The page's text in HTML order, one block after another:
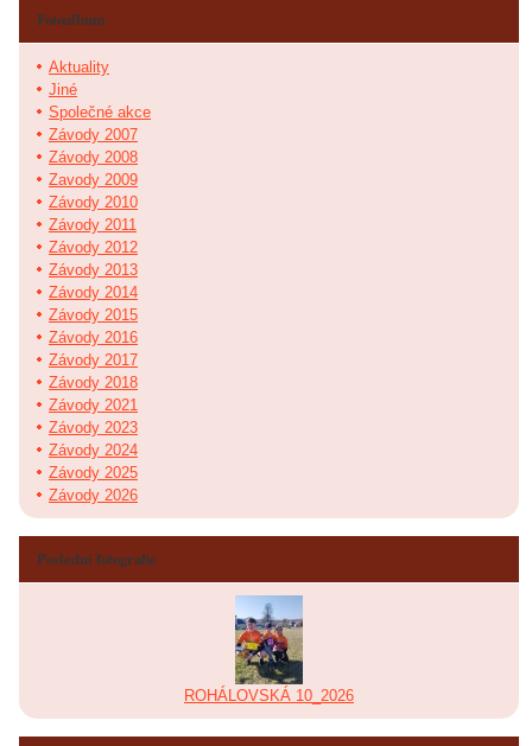
Fotoalbum
Aktuality
Jiné
Společné akce
Závody 2007
Závody 2008
Zavody 2009
Závody 2010
Závody 2011
Závody 2012
Závody 2013
Závody 2014
Závody 2015
Závody 2016
Závody 2017
Závody 2018
Závody 2021
Závody 2023
Závody 2024
Závody 2025
Závody 2026
Poslední fotografie
ROHÁLOVSKÁ 10_2026